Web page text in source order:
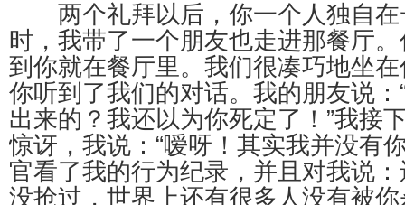
两个礼拜以后，你一个人独自在
时，我带了一个朋友也走进那餐厅
到你就在餐厅里。我们很凑巧地坐
你听到了我们的对话。我的朋友说
出来的？我还以为你死定了！”我接
惊讶，我说：“嗳呀！其实我并没有
官看了我的行为纪录，并且对我说
没抢过，世界上还有很多人没有被